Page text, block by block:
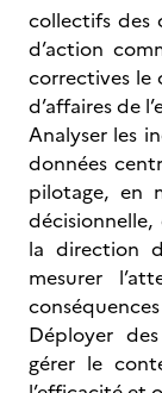
collectifs des
d’action
correctives le
d’affaires de
Analyser les
données
pilotage, en
la direction
mesurer
Déployer
gérer le